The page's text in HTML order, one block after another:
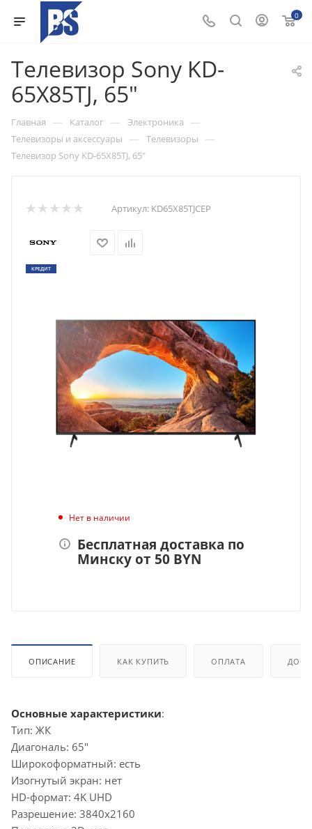
0
Телевизор Sony KD-
65X85TJ, 65"
Главная — Каталог — Электроника —
Телевизоры и аксессуары — Телевизоры —
Телевизор Sony KD-65X85TJ, 65"
Артикул: KD65X85TJCEP
КРЕДИТ
Нет в наличии
Бесплатная доставка по
Минску от 50 BYN
ОПИСАНИЕ КАК КУПИТЬ ОПЛАТА
Основные характеристики:
Тип: ЖК
Диагональ: 65"
Широкоформатный: есть
Изогнутый экран: нет
HD-формат: 4K UHD
Разрешение: 3840x2160